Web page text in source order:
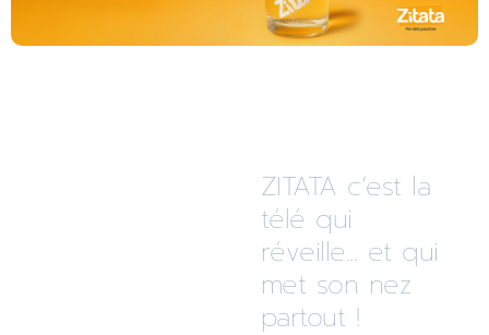
ZITATA c’est la
télé qui
réveille... et qui
met son nez
partout !